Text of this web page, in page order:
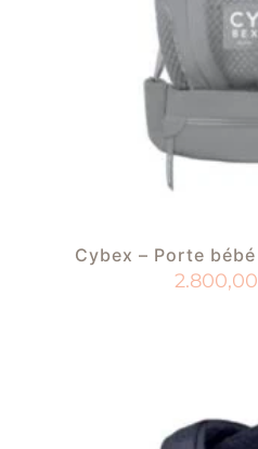
Cybex – Porte
2.800,00